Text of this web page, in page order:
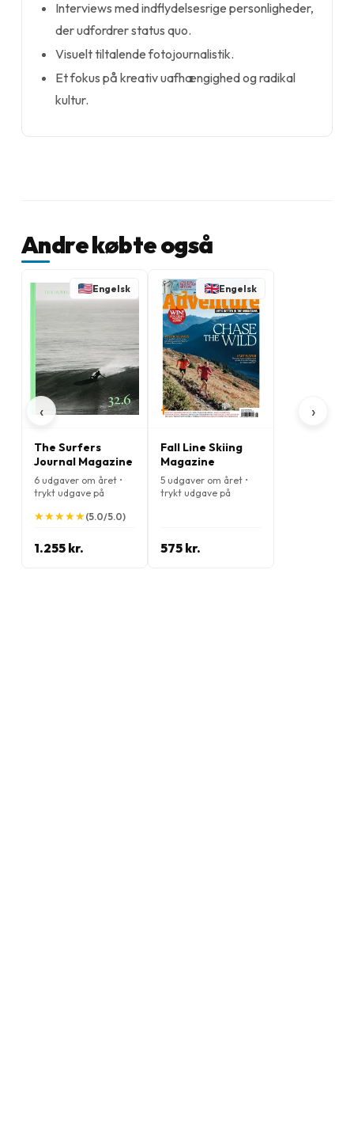
Interviews med indflydelsesrige personligheder,
der udfordrer status quo.
Visuelt tiltalende fotojournalistik.
Et fokus på kreativ uafhængighed og radikal
kultur.
Andre købte også
‹
Engelsk
The Surfers
Journal Magazine
6 udgaver om året •
trykt udgave på
★
★★
★★
★★
★★
★(5.0/5.0)
1.255 kr.
Engelsk
Fall Line Skiing
Magazine
5 udgaver om året •
trykt udgave på
575 kr.
›